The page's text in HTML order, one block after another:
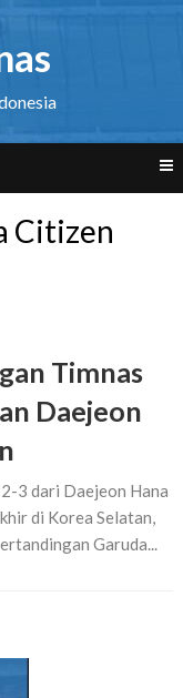
Citizen
Timnas
Daejeon
3 dari Daejeon Hana
di Korea Selatan,
Garuda...